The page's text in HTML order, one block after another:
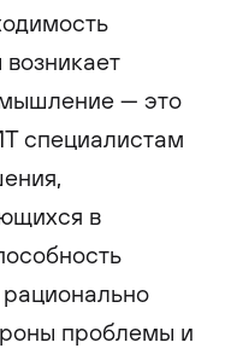
— это
специалистам
в
проблемы и